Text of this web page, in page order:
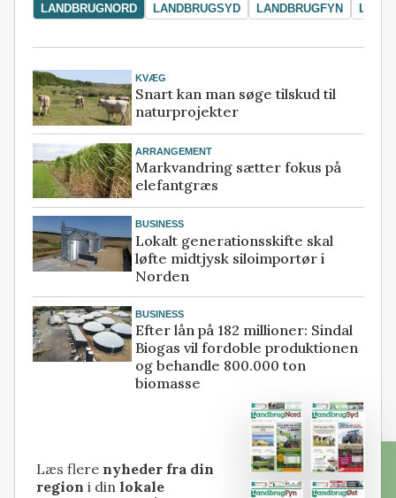
LANDBRUGNORD LANDBRUGSYD LANDBRUGFYN
KVÆG
Snart kan man søge tilskud til
naturprojekter
ARRANGEMENT
Markvandring sætter fokus på
elefantgræs
BUSINESS
Lokalt generationsskifte skal
løfte midtjysk siloimportør i
Norden
BUSINESS
Efter lån på 182 millioner: Sindal
Biogas vil fordoble produktionen
og behandle 800.000 ton
biomasse
Læs flere nyheder fra din
region i dinlokale